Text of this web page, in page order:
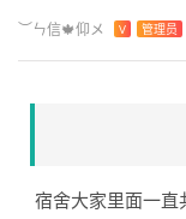
︶ㄣ信🍁仰メ V 管理员
宿舍大家里面一直